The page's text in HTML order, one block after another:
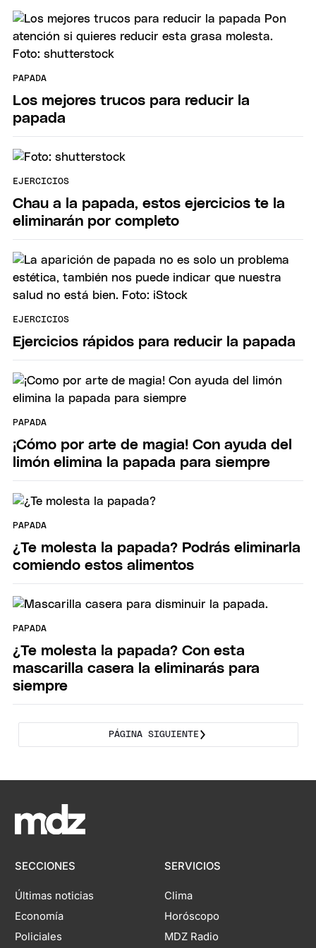
PAPADA
Los mejores trucos para reducir la
papada
EJERCICIOS
Chau a la papada, estos ejercicios te la
eliminarán por completo
EJERCICIOS
Ejercicios rápidos para reducir la papada
PAPADA
¡Cómo por arte de magia! Con ayuda del
limón elimina la papada para siempre
PAPADA
¿Te molesta la papada? Podrás eliminarla
comiendo estos alimentos
PAPADA
¿Te molesta la papada? Con esta
mascarilla casera la eliminarás para
siempre
PÁGINA SIGUIENTE
SECCIONES
Últimas noticias
Economía
Policiales
SERVICIOS
Clima
Horóscopo
MDZ Radio